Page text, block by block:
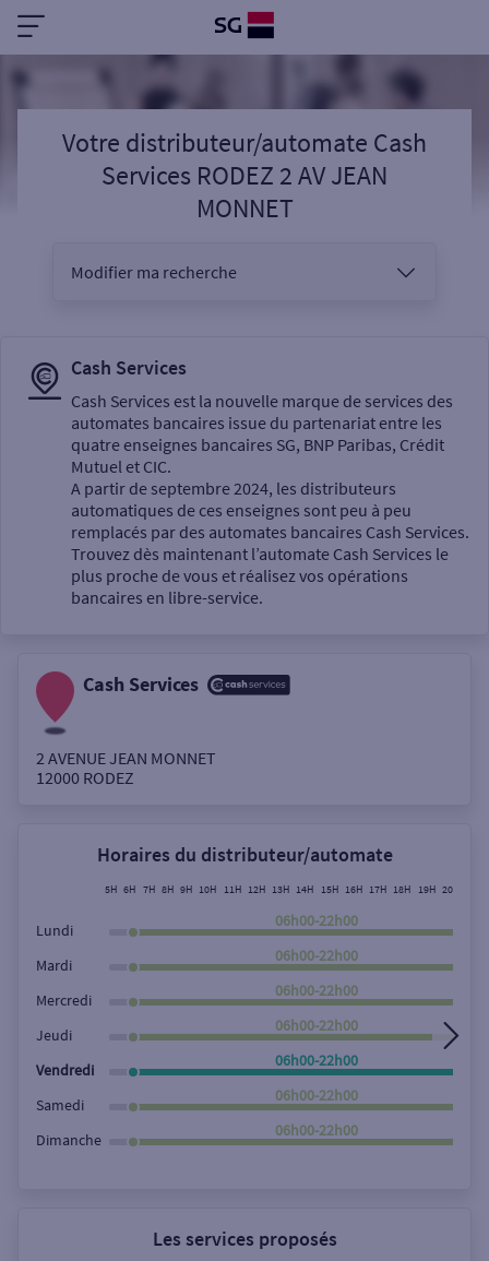
Votre distributeur/automate Cash
Services RODEZ 2 AV JEAN
MONNET
Modifier ma recherche
Sélectionnez votre recherche
Un service
Autour de moi
Rue
Rechercher
Cash Services
Cash Services est la nouvelle marque de services des
automates bancaires issue du partenariat entre les
quatre enseignes bancaires SG, BNP Paribas, Crédit
Mutuel et CIC.
A partir de septembre 2024, les distributeurs
automatiques de ces enseignes sont peu à peu
remplacés par des automates bancaires Cash Services.
Trouvez dès maintenant l’automate Cash Services le
plus proche de vous et réalisez vos opérations
bancaires en libre-service.
Cash Services
2 AVENUE JEAN MONNET
12000 RODEZ
Horaires du distributeur/automate
5H 6H 7H 8H 9H 10H 11H 12H 13H 14H 15H 16H 17H 18H 19H 20H
Lundi
06h00-22h00
Mardi
06h00-22h00
Mercredi
06h00-22h00
Jeudi
06h00-22h00
Vendredi
06h00-22h00
Samedi
06h00-22h00
Dimanche
06h00-22h00
Les services proposés